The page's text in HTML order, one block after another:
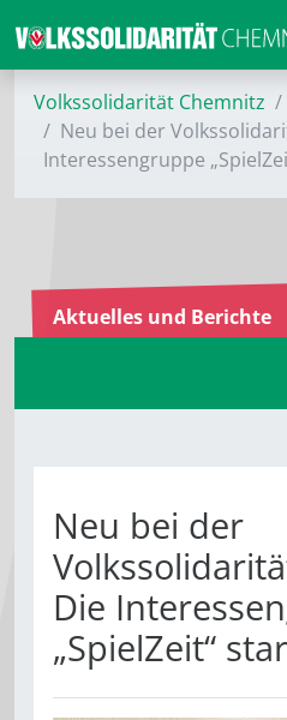
Volkssolidarität Chemnitz
Neu bei der
Interessengruppe
Aktuelles und Berichte
Neu bei der
Die
„SpielZeit“